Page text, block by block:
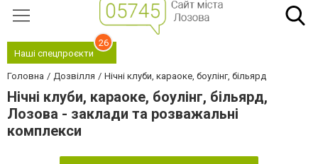
Наші спецпроєкти
26
Головна Дозвілля Нічні клуби, караоке, боулінг, більярд
Нічні клуби, караоке, боулінг, більярд,
Лозова - заклади та розважальні
комплекси